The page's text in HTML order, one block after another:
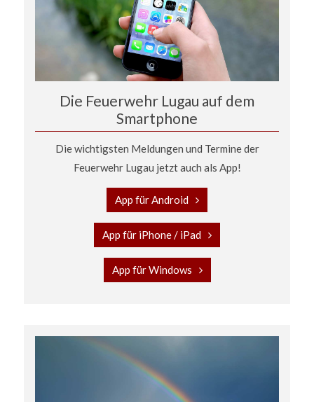
Die Feuerwehr Lugau auf dem
Smartphone
Die wichtigsten Meldungen und Termine der
Feuerwehr Lugau jetzt auch als App!
App für Android
App für iPhone / iPad
App für Windows